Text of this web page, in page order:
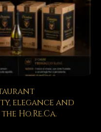
elegance and
Ho.Re.Ca.